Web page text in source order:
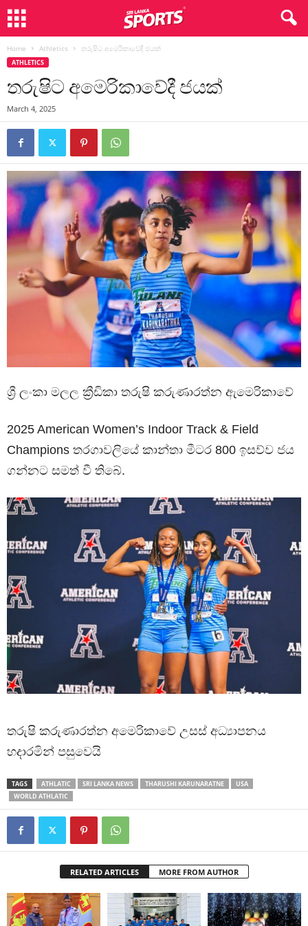
Home Athletics තරුෂිට අමෙරිකාවේදී ජයක්
ATHLETICS
තරුෂිට අමෙරිකාවේදී ජයක්
March 4, 2025
ශ්‍රී ලංකා මලල ක්‍රීඩිකා තරුෂි කරුණාරත්න ඇමෙරිකාවේ
2025 American Women’s Indoor Track & Field
Champions තරගාවලියේ කාන්තා මීටර 800 ඉසව්ව ජය
ගන්නට සමත් වී තිබේ.
තරුෂි කරුණාරත්න අමෙරිකාවේ උසස් අධ්‍යාපනය
හදාරමින් පසුවෙයි
TAGS ATHLATIC SRI LANKA NEWS THARUSHI KARUNARATNE
USA
WORLD ATHLATIC
RELATED ARTICLES MORE FROM AUTHOR